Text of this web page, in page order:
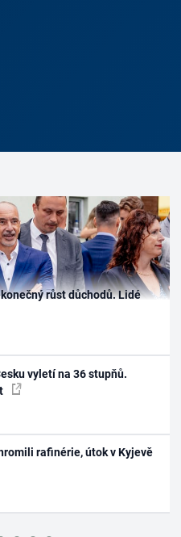
růst důchodů. Lidé
vyletí na 36 stupňů.
rafinérie, útok v Kyjevě